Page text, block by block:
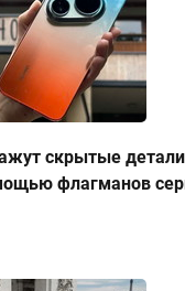
скрытые детали
флагманов